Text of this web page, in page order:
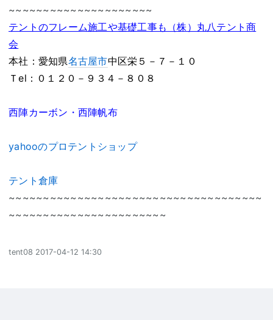
~~~~~~~~~~~~~~~~~~~~~
テントのフレーム施工や基礎工事も（株）丸八テント商
会
本社：愛知県名古屋市中区栄５－７－１０
Ｔel：０１２０－９３４－８０８
西陣カーボン・西陣帆布
yahooのプロテントショップ
テント倉庫
~~~~~~~~~~~~~~~~~~~~~~~~~~~~~~~~~~~~~
~~~~~~~~~~~~~~~~~~~~~~~
tent08 2017-04-12 14:30